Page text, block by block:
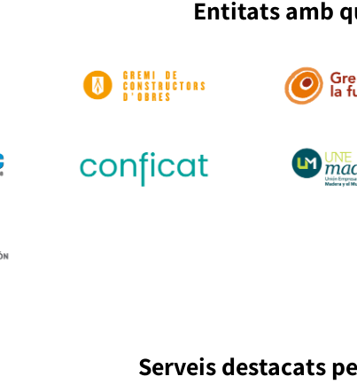
Entitats amb
Serveis destacats